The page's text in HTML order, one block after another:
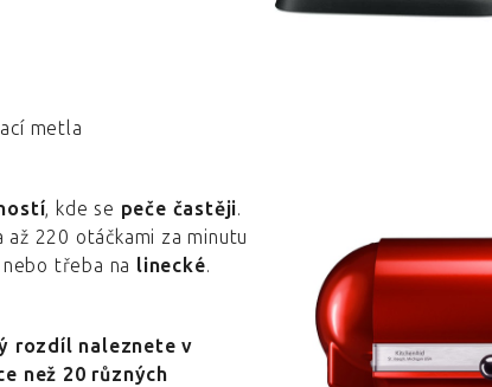
metla
, kde se peče častěji.
220 otáčkami za minutu
nebo třeba na linecké.
rozdíl naleznete v
než 20 různých